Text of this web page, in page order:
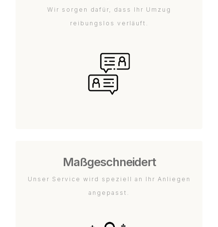
Wir sorgen dafür, dass Ihr Umzug
reibungslos verläuft.
Maßgeschneidert
Unser Service wird speziell an Ihr Anliegen
angepasst.